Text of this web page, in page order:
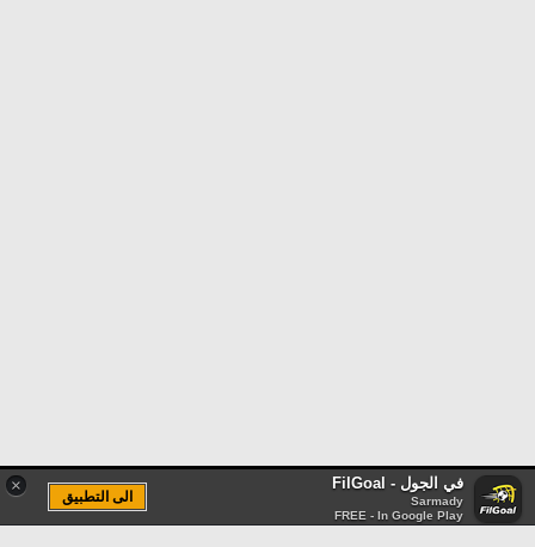
× في الجول - FilGoal
Sarmady
FREE - In Google Play
الى التطبيق